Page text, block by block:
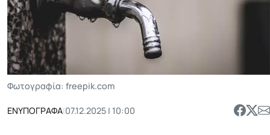
Φωτογραφία: freepik.com
ΕΝΥΠΟΓΡΑΦΑ|07.12.2025 | 10:00